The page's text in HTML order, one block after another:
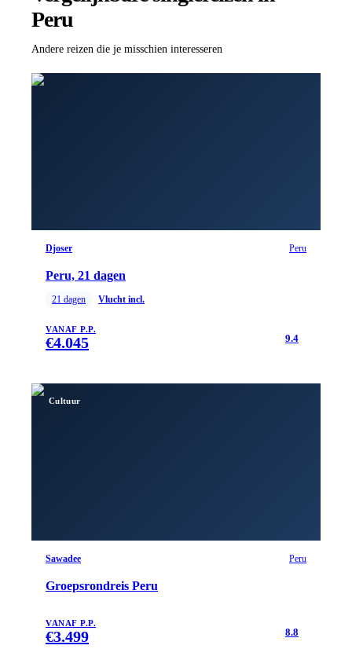
Peru
Andere reizen die je misschien interesseren
Djoser Peru
Peru, 21 dagen
21 dagen Vlucht incl.
VANAF P.P.
€4.045 9.4
Cultuur
Sawadee Peru
Groepsrondreis Peru
VANAF P.P.
€3.499 8.8